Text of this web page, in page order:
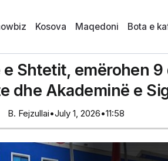
Kosova Maqedoni Bota e
Shtetit, emërohen
dhe Akademinë e
B. Fejzullai•July 1, 2026•11:58